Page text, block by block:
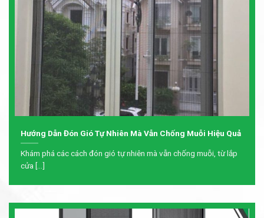
Hướng Dẫn Đón Gió Tự Nhiên Mà Vẫn Chống Muỗi Hiệu Quả
Khám phá các cách đón gió tự nhiên mà vẫn chống muỗi, từ lắp
cửa [...]